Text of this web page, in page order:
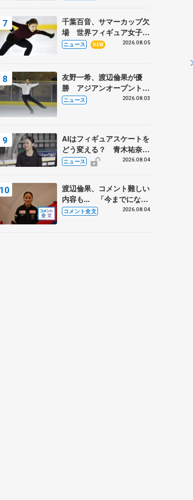
トロフィーフリー】
千葉百音、サマーカップ欠
場 世界フィギュア女子2
位
ニュース NEW 2026.08.05
友野一希、渡辺倫果が優
勝 アジアンオープントロ
フィー
ニュース 2026.08.03
AIはフィギュアスケートを
どう変える？ 青木祐奈と
考える採点、トレーニング
ニュース 2026.08.04
渡辺倫果、コメント難しい
内容も... 「今までにない
くらい早めに仕上げられて
コメント全文 2026.08.04